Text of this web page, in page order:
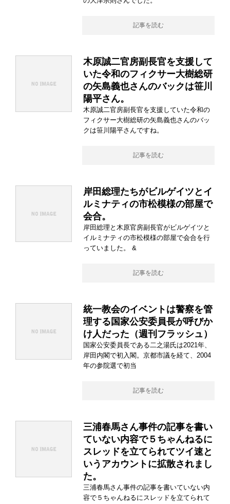
記事を読む
木原誠二官房副長官を支援して
いた令和のフィクサー大樹総研
の矢島義也さんのバックは笹川
陽平さん。
木原誠二官房副長官を支援していた令和の
フィクサー大樹総研の矢島義也さんのバッ
クは笹川陽平さんですね。
記事を読む
岸田総理たちがビルゲイツとイ
ルミナティの市松模様の部屋で
会合。
岸田総理と木原官房副長官がビルゲイツと
イルミナティの市松模様の部屋で会合を行
っていました。 &
記事を読む
統一教会のイベントは警察を管
理する国家公安委員長が呼びか
け人だった（週刊フラッシュ）
国家公安委員長である二之湯氏は2021年、
岸田内閣で初入閣。京都市議を経て、2004
年の参院選で初当
記事を読む
三浦春馬さん事件の記事を書い
ていない内容で５ちゃんねるに
スレッドを立てられてツイ速と
いうアカウントに拡散されまし
た。
三浦春馬さん事件の記事を書いていない内
容で５ちゃんねるにスレッドを立てられて